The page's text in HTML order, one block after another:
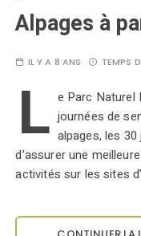
Alpages à
IL Y A 8 ANS TEMPS
L e Parc Naturel
journées de
alpages, les
d’assurer une
activités sur les sites